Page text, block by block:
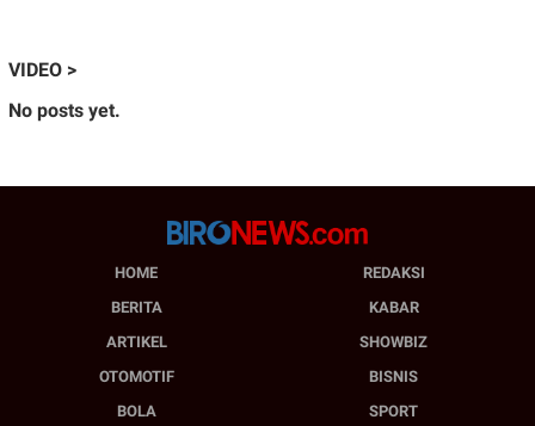
VIDEO >
No posts yet.
HOME
REDAKSI
BERITA
KABAR
ARTIKEL
SHOWBIZ
OTOMOTIF
BISNIS
BOLA
SPORT